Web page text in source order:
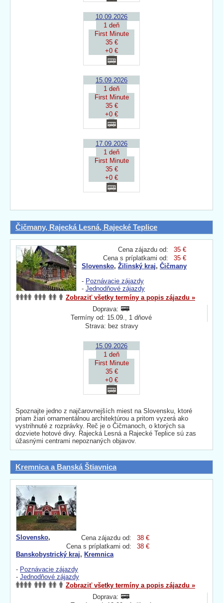
10.09.2026
1 deň
First Minute
35 €
+0 €
15.09.2026
1 deň
First Minute
35 €
+0 €
17.09.2026
1 deň
First Minute
35 €
+0 €
Čičmany, Rajecká Lesná, Rajecké Teplice
Cena zájazdu od:
35 €
Cena s príplatkami od:
35 €
Slovensko, Žilinský kraj, Čičmany
- Poznávacie zájazdy
- Jednodňové zájazdy
Zobraziť všetky termíny a popis zájazdu »
Doprava:
Termíny od: 15.09., 1 dňové
Strava: bez stravy
15.09.2026
1 deň
First Minute
35 €
+0 €
Spoznajte jedno z najčarovnejších miest na Slovensku, ktoré
priam žiari ornamentálnou architektúrou a pritom vyzerá ako
vystrihnuté z rozprávky. Reč je o Čičmanoch, o ktorých sa
dozviete hotové divy. Rajecká Lesná a Rajecké Teplice sú zas
úžasnými centrami nepoznaných objavov.
Kremnica a Banská Štiavnica
Cena zájazdu od:
38 €
Cena s príplatkami od:
38 €
Slovensko,
Banskobystrický kraj, Kremnica
- Poznávacie zájazdy
- Jednodňové zájazdy
Zobraziť všetky termíny a popis zájazdu »
Doprava: